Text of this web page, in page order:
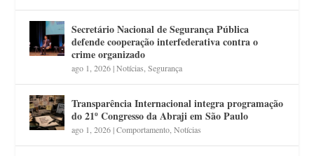
Secretário Nacional de Segurança Pública
defende cooperação interfederativa contra o
crime organizado
ago 1, 2026|Notícias ,Segurança
Transparência Internacional integra programação
do 21º Congresso da Abraji em São Paulo
ago 1, 2026|Comportamento ,Notícias